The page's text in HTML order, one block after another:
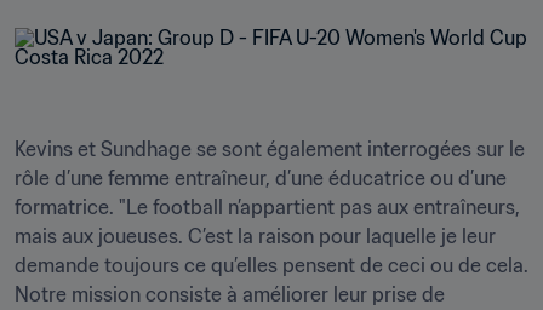
Kevins et Sundhage se sont également interrogées sur le
rôle d’une femme entraîneur, d’une éducatrice ou d’une
formatrice. "Le football n’appartient pas aux entraîneurs,
mais aux joueuses. C’est la raison pour laquelle je leur
demande toujours ce qu’elles pensent de ceci ou de cela.
Notre mission consiste à améliorer leur prise de